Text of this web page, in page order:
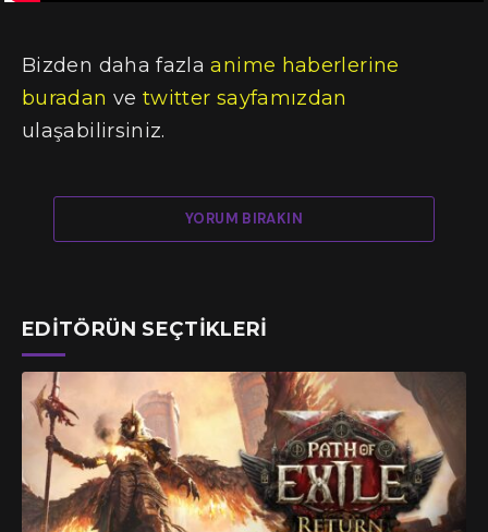
Bizden daha fazlaanime haberlerine
buradan ve twitter sayfamızdan
ulaşabilirsiniz.
YORUM BIRAKIN
EDITÖRÜN SEÇTIKLERI